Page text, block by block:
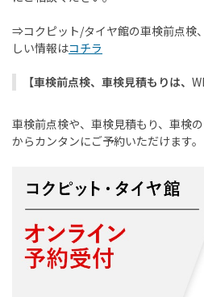
⇒コクピット/タイヤ館の車検前点検
しい情報はコチラ
【車検前点検、車検見積もりは、
車検前点検や、車検見積もり、車検
からカンタンにご予約いただけます。